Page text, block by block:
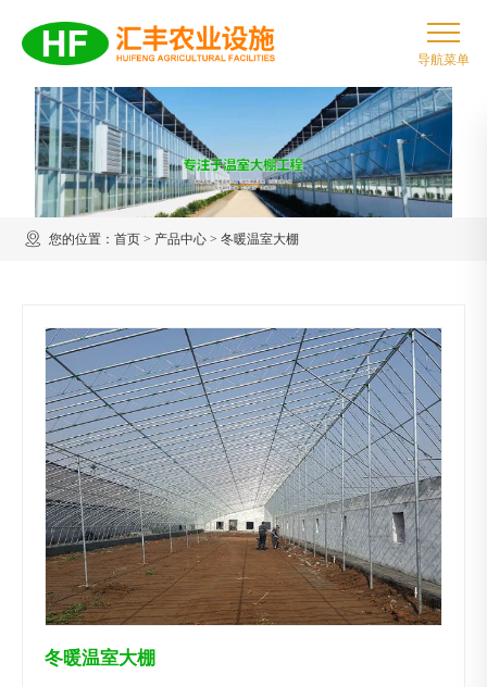
您的位置： 首页 > 产品中心 > 冬暖温室大棚
冬暖温室大棚